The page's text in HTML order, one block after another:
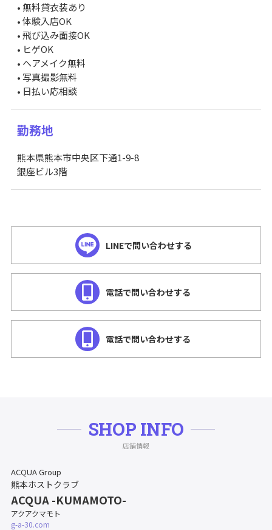
• 無料貸衣装あり
• 体験入店OK
• 飛び込み面接OK
• ヒゲOK
• ヘアメイク無料
• 写真撮影無料
• 日払い応相談
勤務地
熊本県熊本市中央区下通1-9-8
銀座ビル3階
LINEで問い合わせする
電話で問い合わせする
電話で問い合わせする
SHOP INFO
店舗情報
ACQUA Group
熊本ホストクラブ
ACQUA -KUMAMOTO-
アクアクマモト
g-a-30.com